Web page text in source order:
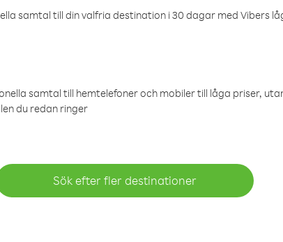
samtal till din valfria destination i 30 dagar med Vibers
samtal till hemtelefoner och mobiler till låga priser,
du redan ringer
Sök efter fler destinationer